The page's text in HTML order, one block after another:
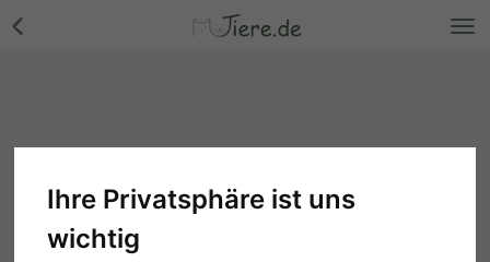
Ihre Privatsphäre ist uns
wichtig